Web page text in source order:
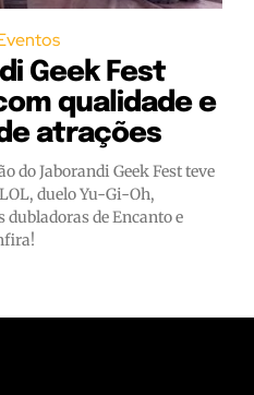
Geek Fest
qualidade e
atrações
do Jaborandi Geek Fest teve
duelo Yu-Gi-Oh,
dubladoras de Encanto e